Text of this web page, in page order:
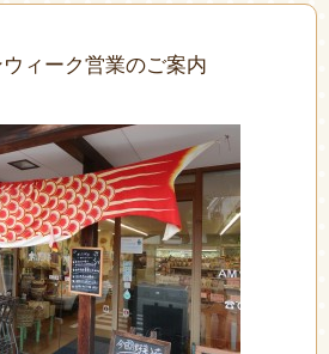
ィーク営業のご案内